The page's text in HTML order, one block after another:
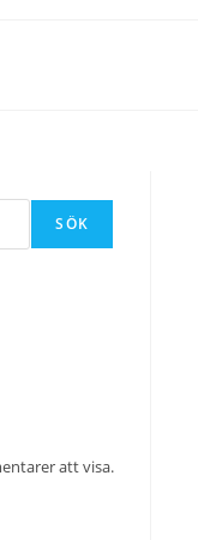
SÖK
att visa.